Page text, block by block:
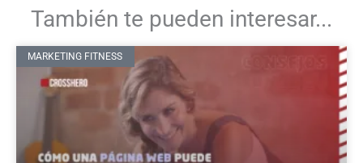
También te pueden interesar...
MARKETING FITNESS